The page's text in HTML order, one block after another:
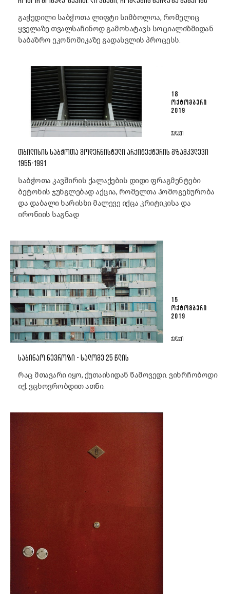
გაჭედილი საბჭოთა ლიფტი სიმბოლოა, რომელიც
ყველაზე თვალსაჩინოდ გამოხატავს სოციალიზმიდან
საბაზრო ეკონომიკაზე გადასვლის პროცესს.
18
ᲝᲥᲢᲝᲛᲑᲔᲠᲘ
2019
ᲥᲐᲚᲐᲥᲘ
ᲗᲑᲘᲚᲘᲡᲘᲡ ᲡᲐᲑᲭᲝᲗᲐ ᲛᲝᲓᲔᲠᲜᲘᲡᲢᲣᲚᲘ ᲐᲠᲥᲘᲢᲔᲥᲢᲣᲠᲘᲡ ᲒᲖᲐᲛᲙᲕᲚᲔᲕᲘ
1955-1991
საბჭოთა კავშირის ქალაქების დიდი ფრაგმენტები
ბეტონის ჯუნგლებად აქცია, რომელთა ჰომოგენურობა
და დაბალი ხარისხი მალევე იქცა კრიტიკისა და
ირონიის საგნად
15
ᲝᲥᲢᲝᲛᲑᲔᲠᲘ
2019
ᲥᲐᲚᲐᲥᲘ
ᲡᲐᲑᲘᲜᲐᲝ ᲜᲔᲕᲠᲝᲖᲘ - ᲡᲐᲚᲝᲛᲔ 25 ᲬᲚᲘᲡ
რაც მთავარი იყო, ქუთაისიდან წამოვედი. ვიხრჩობოდი
იქ. ვცხოვრობდით ათნი.